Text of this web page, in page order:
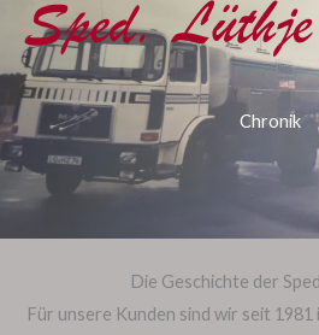
Inhalt
springen
Chronik
Die Geschichte der
Für unsere Kunden sind wir seit